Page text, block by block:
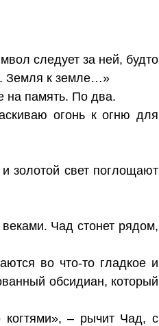
следует за ней, будто
Земля к земле…»
на память. По два.
огонь к огню для
золотой свет поглощают
Чад стонет рядом,
во что-то гладкое и
обсидиан, который
– рычит Чад, с